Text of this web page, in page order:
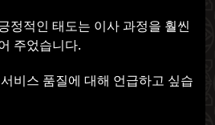
정적인 태도는 이사 과정을 훨씬
주었습니다.
비스 품질에 대해 언급하고 싶습